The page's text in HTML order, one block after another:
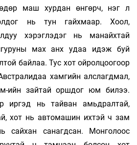
маш хурдан өнгөрч, нэг л
нь тун гайхмаар. Хоол,
хэрэглэдэг нь манайхтай
мах анх удаа идэж буй
байлаа. Тус хот ойролцоогоор
хамгийн алслагдмал,
ийн зайтай оршдог юм билээ.
иргэд нь тайван амьдралтай,
хот нь автомашин ихтэй ч зам
сайхан санагдсан. Монголоос